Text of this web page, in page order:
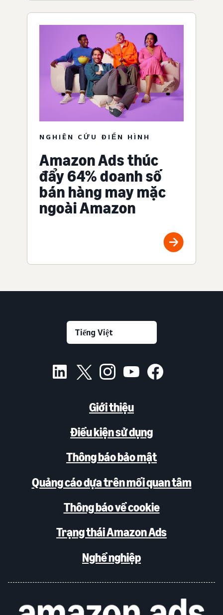
NGHIÊN CỨU ĐIỂN HÌNH
Amazon Ads thúc
đẩy 64% doanh số
bán hàng may mặc
ngoài Amazon
Giới thiệu
Điều kiện sử dụng
Thông báo bảo mật
Quảng cáo dựa trên mối quan tâm
Thông báo về cookie
Trạng thái Amazon Ads
Nghề nghiệp